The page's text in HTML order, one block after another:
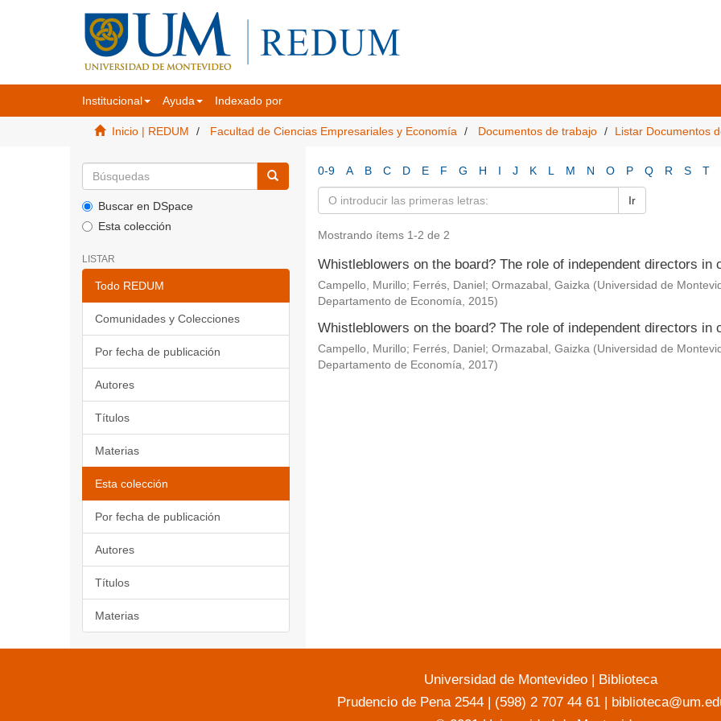
Institucional Ayuda Indexado por
Inicio | REDUM Facultad de Ciencias Empresariales y Economía Documentos de trabajo Listar Documentos
Buscar en DSpace
Esta colección
LISTAR
Todo REDUM
Comunidades y Colecciones
Por fecha de publicación
Autores
Títulos
Materias
Esta colección
Por fecha de publicación
Autores
Títulos
Materias
0-9 A B C D E F G H I J K L M N O P Q R S T
Ir
Mostrando ítems 1-2 de 2
Whistleblowers on the board? The role of independent directors in
Campello, Murillo; Ferrés, Daniel ; Ormazabal, Gaizka (Universidad de
Departamento de Economía, 2015)
Whistleblowers on the board? The role of independent directors in
Campello, Murillo; Ferrés, Daniel ; Ormazabal, Gaizka (Universidad de
Departamento de Economía, 2017)
Universidad de Montevideo | Biblioteca
Prudencio de Pena 2544 | (598) 2 707 44 61 |